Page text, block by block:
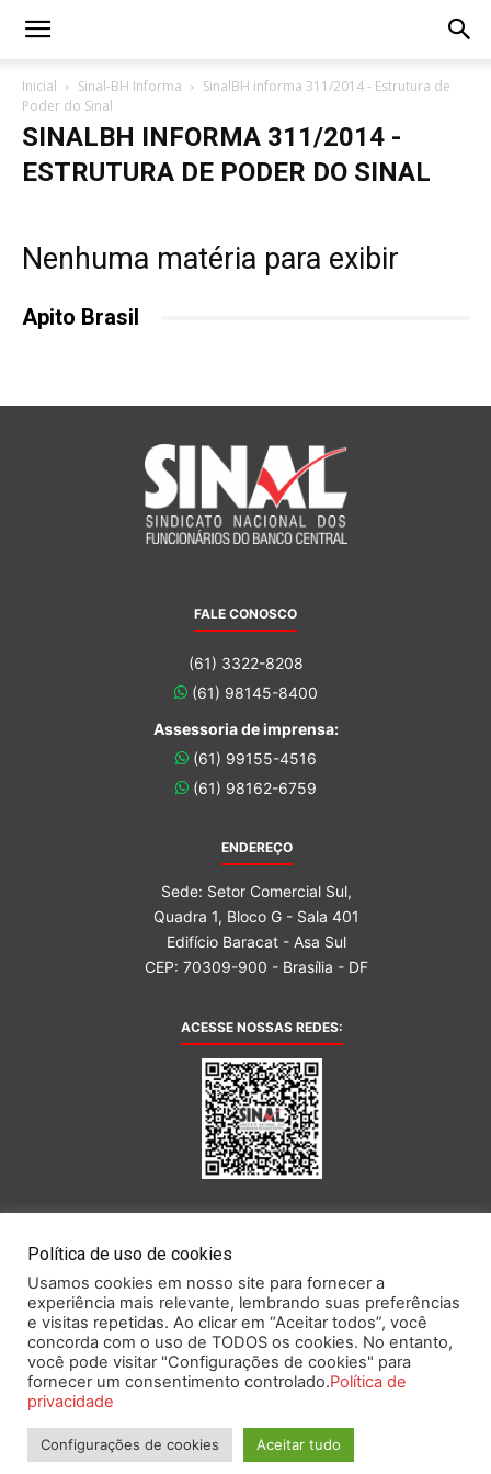
Inicial Sinal-BH Informa
SinalBH informa 311/2014 - Estrutura de
Poder do Sinal
SINALBH INFORMA 311/2014 -
ESTRUTURA DE PODER DO SINAL
Nenhuma matéria para exibir
Apito Brasil
FALE CONOSCO
(61) 3322-8208
(61) 98145-8400
Assessoria de imprensa:
(61) 99155-4516
(61) 98162-6759
ENDEREÇO
Sede: Setor Comercial Sul,
Quadra 1, Bloco G - Sala 401
Edifício Baracat - Asa Sul
CEP: 70309-900 - Brasília - DF
ACESSE NOSSAS REDES:
Este portal obedece às prescrições da Lei Geral de Proteção de Dados.
2026 SINAL – Sindicato Nacional dos Funcionários do Banco Central.
Política de uso de cookies
Usamos cookies em nosso site para fornecer a
experiência mais relevante, lembrando suas preferências
e visitas repetidas. Ao clicar em “Aceitar todos”, você
concorda com o uso de TODOS os cookies. No entanto,
você pode visitar "Configurações de cookies" para
fornecer um consentimento controlado.Política de
privacidade
Configurações de cookies Aceitar tudo